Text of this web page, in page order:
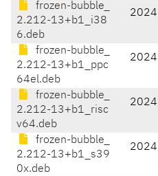
frozen-bubble_
2.212-13+b1_i38
6.deb
frozen-bubble_
2.212-13+b1_ppc
64el.deb
frozen-bubble_
2.212-13+b1_risc
v64.deb
frozen-bubble_
2.212-13+b1_s39
0x.deb